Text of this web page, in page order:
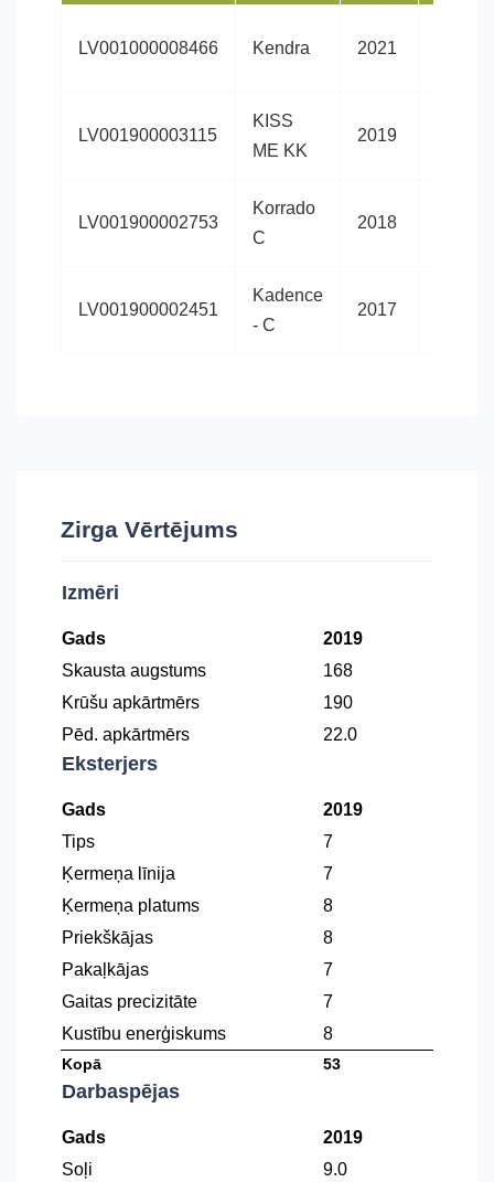
LV001000008466 Kendra 2021
LV001900003115
KISS
ME KK
2019
LV001900002753
Korrado
C
2018
LV001900002451
Kadence
- C
2017
Zirga Vērtējums
Izmēri
Gads
2019
Skausta augstums
168
Krūšu apkārtmērs
190
Pēd. apkārtmērs
22.0
Eksterjers
Gads
2019
Tips
7
Ķermeņa līnija
7
Ķermeņa platums
8
Priekškājas
8
Pakaļkājas
7
Gaitas precizitāte
7
Kustību enerģiskums
8
Kopā 53
Darbaspējas
Gads
2019
Soļi
9.0